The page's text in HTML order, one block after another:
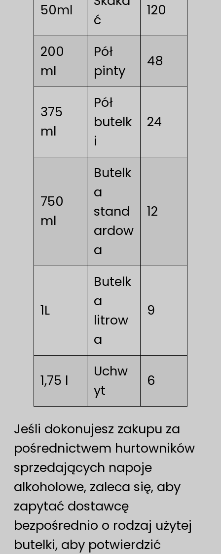
50ml
ć
120
200
ml
Pół
pinty
48
375
ml
Pół
butelk
i
24
750
ml
Butelk
a
stand
ardow
a
12
1L
Butelk
a
litrow
a
9
1,75 l
Uchw
yt
6
Jeśli dokonujesz zakupu za
pośrednictwem hurtowników
sprzedających napoje
alkoholowe, zaleca się, aby
zapytać dostawcę
bezpośrednio o rodzaj użytej
butelki, aby potwierdzić